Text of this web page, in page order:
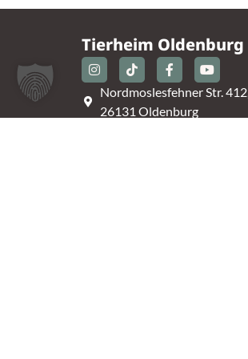
Tierheim Oldenburg
Nordmoslesfehner Str. 412,
26131 Oldenburg